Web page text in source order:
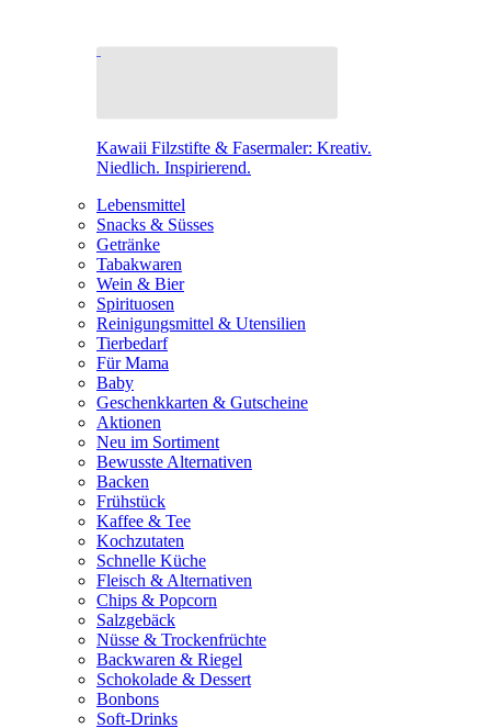
Kawaii Filzstifte & Fasermaler: Kreativ.
Niedlich. Inspirierend.
Lebensmittel
Snacks & Süsses
Getränke
Tabakwaren
Wein & Bier
Spirituosen
Reinigungsmittel & Utensilien
Tierbedarf
Für Mama
Baby
Geschenkkarten & Gutscheine
Aktionen
Neu im Sortiment
Bewusste Alternativen
Backen
Frühstück
Kaffee & Tee
Kochzutaten
Schnelle Küche
Fleisch & Alternativen
Chips & Popcorn
Salzgebäck
Nüsse & Trockenfrüchte
Backwaren & Riegel
Schokolade & Dessert
Bonbons
Soft-Drinks